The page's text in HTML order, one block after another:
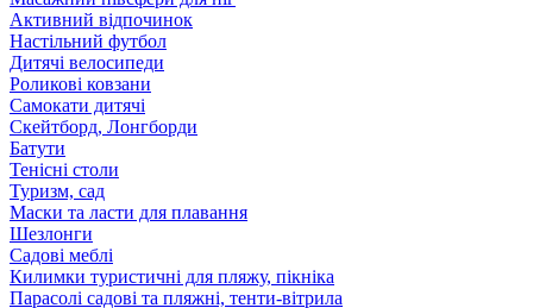
Активний відпочинок
Настільний футбол
Дитячі велосипеди
Роликові ковзани
Самокати дитячі
Скейтборд, Лонгборди
Батути
Тенісні столи
Туризм, сад
Маски та ласти для плавання
Шезлонги
Садові меблі
Килимки туристичні для пляжу, пікніка
Парасолі садові та пляжні, тенти-вітрила